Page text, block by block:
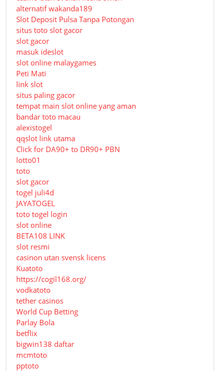
alternatif wakanda189
Slot Deposit Pulsa Tanpa Potongan
situs toto slot gacor
slot gacor
masuk ideslot
slot online malaygames
Peti Mati
link slot
situs paling gacor
tempat main slot online yang aman
bandar toto macau
alexistogel
qqslot link utama
Click for DA90+ to DR90+ PBN
lotto01
toto
slot gacor
togel juli4d
JAYATOGEL
toto togel login
slot online
BETA108 LINK
slot resmi
casinon utan svensk licens
Kuatoto
https://cogil168.org/
vodkatoto
tether casinos
World Cup Betting
Parlay Bola
betflix
bigwin138 daftar
mcmtoto
pptoto